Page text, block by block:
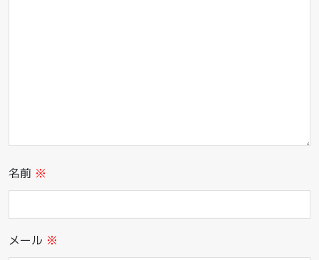
名前 ※
メール ※